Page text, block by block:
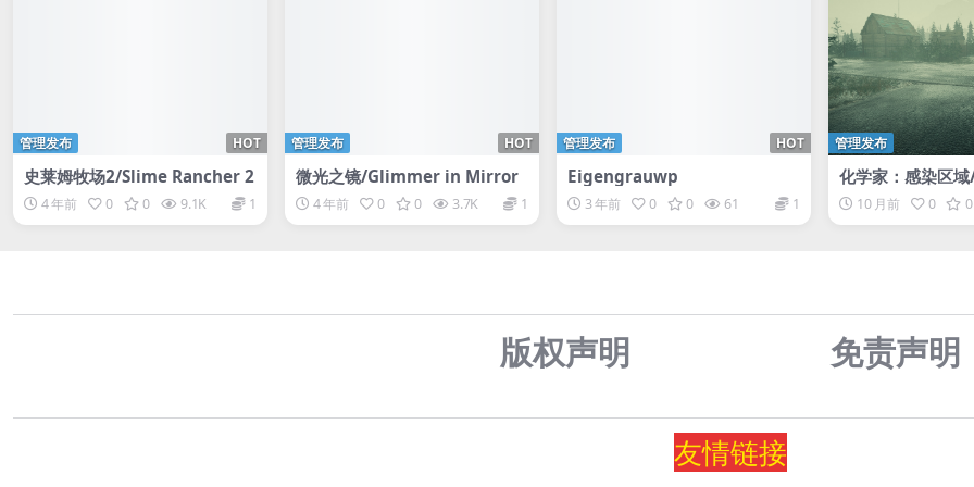
HOT
管理发布
史莱姆牧场2/Slime Rancher 2
4 年前 0 0 9.1K 1
HOT
管理发布
微光之镜/Glimmer in Mirror
4 年前 0 0 3.7K 1
HOT
管理发布
Eigengrauwp
3 年前 0 0 61 1
管理发布
化学家：感染区
Area of infection
10 月前 0 0
版权声明 免责声明
友情链接